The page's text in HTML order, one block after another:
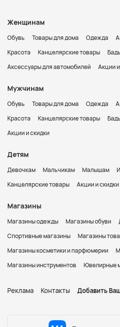
Женщинам
Обувь Товары для дома Одежда
Красота
Канцелярские товары
Аксессуары для автомобилей
Акции
Мужчинам
Обувь Товары для дома Одежда
Красота
Канцелярские товары
Акции и скидки
Детям
Девочкам Мальчикам Малышам
Канцелярские товары
Акции и скидки
Магазины
Магазины одежды Магазины обуви
Спортивные магазины
Магазины
Магазины косметики и парфюмерии
Магазины инструментов
Ювелирные
Реклама Контакты Добавить